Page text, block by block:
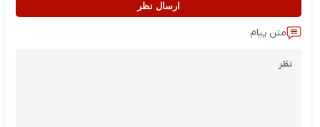
ارسال نظر
متن پیام: